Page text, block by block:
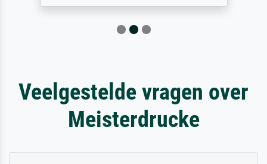
Veelgestelde vragen over
Meisterdrucke